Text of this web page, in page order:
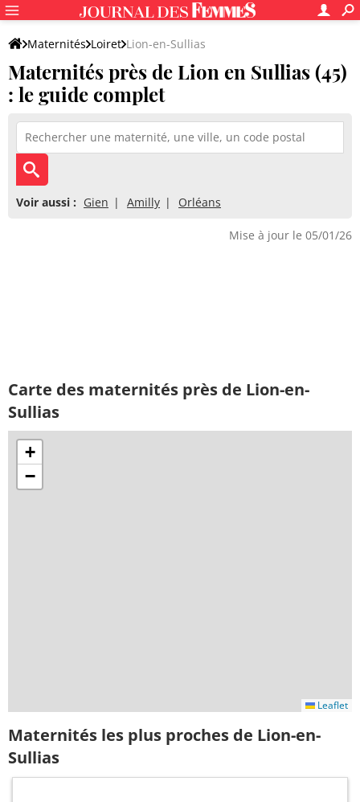
Maternités Loiret Lion-en-Sullias
Maternités près de Lion en Sullias (45)
: le guide complet
Voir aussi : Gien Amilly Orléans
Mise à jour le 05/01/26
Carte des maternités près de Lion-en-
Sullias
+
−
Leaflet
Maternités les plus proches de Lion-en-
Sullias